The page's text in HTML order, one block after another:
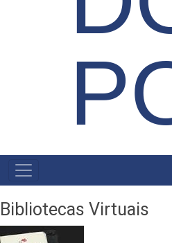
NAVEGAÇÃO
PRINCIPAL
Bibliotecas Virtuais